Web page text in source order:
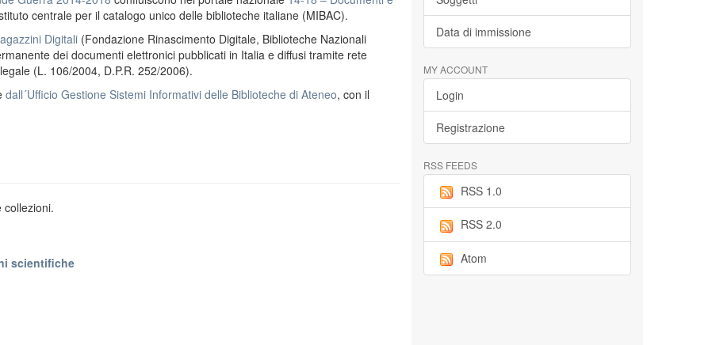
centrale per il catalogo unico delle biblioteche italiane (MIBAC).
Digitali (Fondazione Rinascimento Digitale, Biblioteche Nazionali
dei documenti elettronici pubblicati in Italia e diffusi tramite rete
(L. 106/2004, D.P.R. 252/2006).
dall´Ufficio Gestione Sistemi Informativi delle Biblioteche di Ateneo, con il
collezioni.
scientifiche
Data di immissione
MY ACCOUNT
Login
Registrazione
RSS FEEDS
RSS 1.0
RSS 2.0
Atom